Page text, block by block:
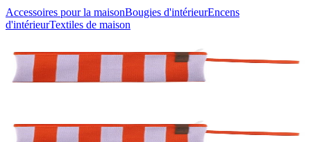
Accessoires pour la maisonBougies d'intérieurEncens
d'intérieurTextiles de maison